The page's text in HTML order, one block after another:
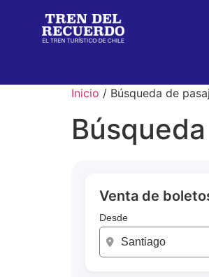
Inicio / Búsqueda de
Venta de
Desde